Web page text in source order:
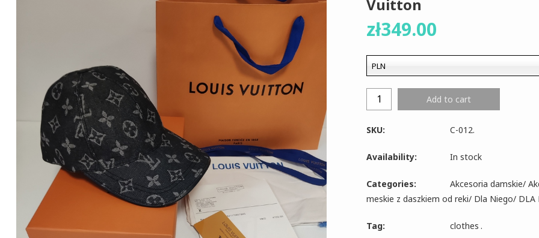
Vuitton
zł349.00
PLN
Add to cart
SKU: C-012.
Availability: In stock
Categories: Akcesoria damskie/
meskie z daszkiem od reki/ Dla Niego/ DLA
Tag: clothes .